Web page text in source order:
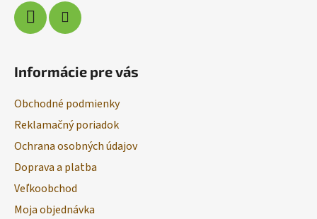
Informácie pre vás
Obchodné podmienky
Reklamačný poriadok
Ochrana osobných údajov
Doprava a platba
Veľkoobchod
Moja objednávka